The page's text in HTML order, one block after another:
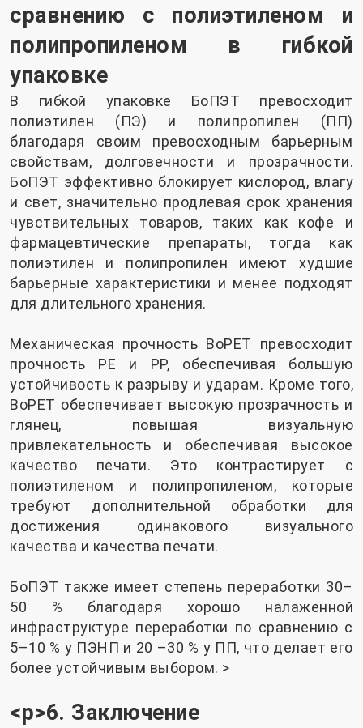
сравнению с полиэтиленом и
полипропиленом в гибкой
упаковке
В гибкой упаковке БоПЭТ превосходит
полиэтилен (ПЭ) и полипропилен (ПП)
благодаря своим превосходным барьерным
свойствам, долговечности и прозрачности.
БоПЭТ эффективно блокирует кислород, влагу
и свет, значительно продлевая срок хранения
чувствительных товаров, таких как кофе и
фармацевтические препараты, тогда как
полиэтилен и полипропилен имеют худшие
барьерные характеристики и менее подходят
для длительного хранения.
Механическая прочность BoPET превосходит
прочность PE и PP, обеспечивая большую
устойчивость к разрыву и ударам. Кроме того,
BoPET обеспечивает высокую прозрачность и
глянец, повышая визуальную
привлекательность и обеспечивая высокое
качество печати. Это контрастирует с
полиэтиленом и полипропиленом, которые
требуют дополнительной обработки для
достижения одинакового визуального
качества и качества печати.
БоПЭТ также имеет степень переработки 30–
50 % благодаря хорошо налаженной
инфраструктуре переработки по сравнению с
5–10 % у ПЭНП и 20 –30 % у ПП, что делает его
более устойчивым выбором. >
<р>6. Заключение